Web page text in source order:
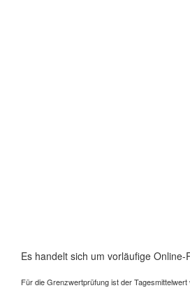
Es handelt sich um vorläufige
Für die Grenzwertprüfung ist der